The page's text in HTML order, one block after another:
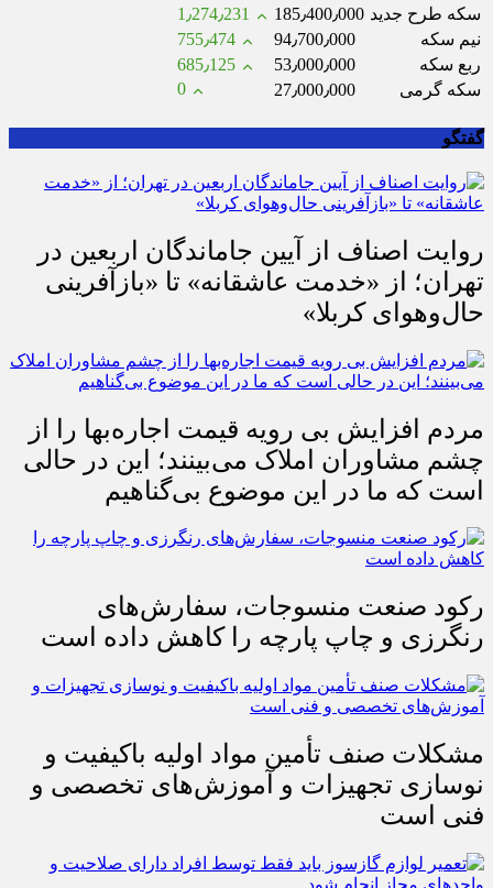
سکه طرح جدید 185٫400٫000
1٫274٫231
نیم سکه
94٫700٫000
755٫474
ربع سکه
53٫000٫000
685٫125
سکه گرمی
27٫000٫000 0
گفتگو
روایت اصناف از آیین جاماندگان اربعین در
تهران؛ از «خدمت عاشقانه» تا «بازآفرینی
حال‌وهوای کربلا»
مردم افزایش بی رویه قیمت اجاره‌بها را از
چشم مشاوران املاک می‌بینند؛ این در حالی
است که ما در این موضوع بی‌گناهیم
رکود صنعت منسوجات، سفارش‌های
رنگرزی و چاپ پارچه را کاهش داده است
مشکلات صنف تأمین مواد اولیه باکیفیت و
نوسازی تجهیزات و آموزش‌های تخصصی و
فنی است